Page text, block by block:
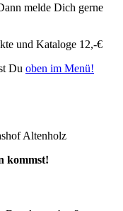
melde Dich gerne
und Kataloge 12,-€
Du oben im Menü!
Altenholz
kommst!